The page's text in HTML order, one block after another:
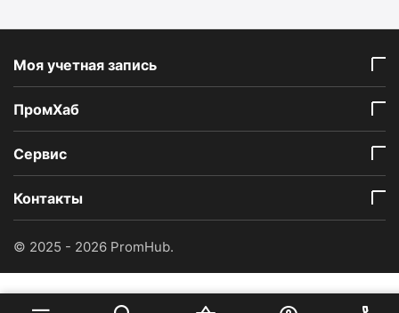
Моя учетная запись
ПромХаб
Сервис
Контакты
© 2025 - 2026 PromHub.